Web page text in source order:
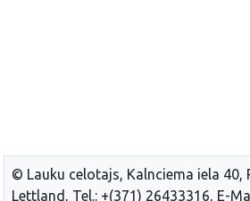
© Lauku celotajs, Kalnciema iela 40,
Lettland, Tel.: +(371) 26433316, E-